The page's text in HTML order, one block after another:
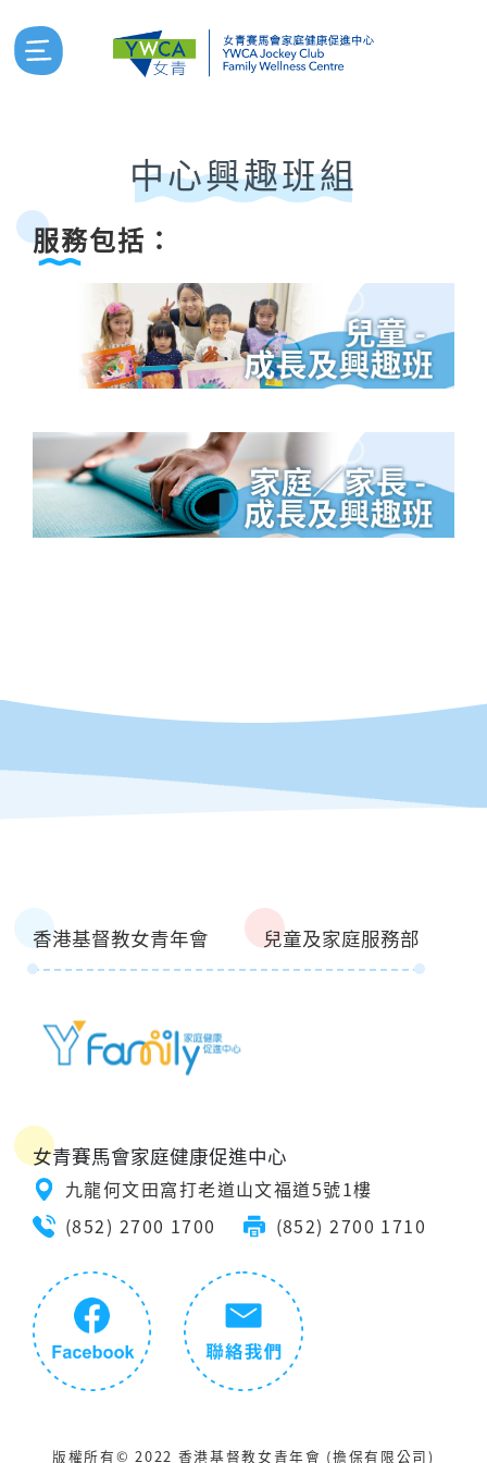
中心興趣班組
服務包括：
香港基督教女青年會 兒童及家庭服務部
女青賽馬會家庭健康促進中心
九龍何文田窩打老道山文福道5號1樓
(852) 2700 1700
(852) 2700 1710
版權所有© 2022 香港基督教女青年會 (擔保有限公司)